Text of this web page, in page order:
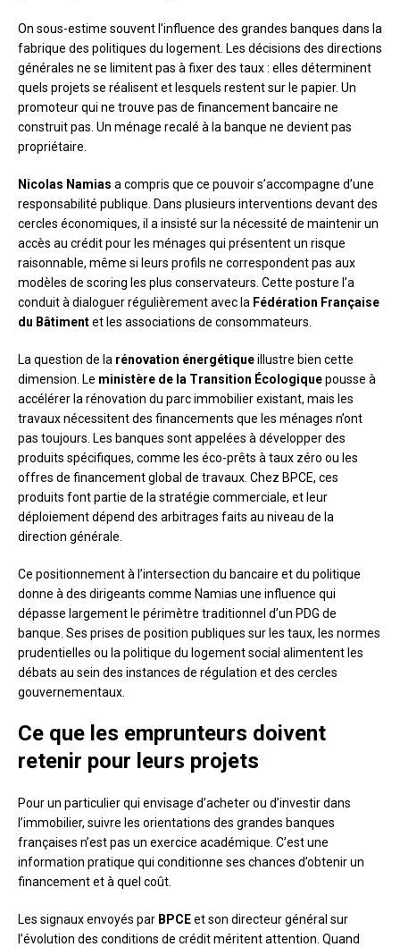
On sous-estime souvent l’influence des grandes banques dans la
fabrique des politiques du logement. Les décisions des directions
générales ne se limitent pas à fixer des taux : elles déterminent
quels projets se réalisent et lesquels restent sur le papier. Un
promoteur qui ne trouve pas de financement bancaire ne
construit pas. Un ménage recalé à la banque ne devient pas
propriétaire.
Nicolas Namias a compris que ce pouvoir s’accompagne d’une
responsabilité publique. Dans plusieurs interventions devant des
cercles économiques, il a insisté sur la nécessité de maintenir un
accès au crédit pour les ménages qui présentent un risque
raisonnable, même si leurs profils ne correspondent pas aux
modèles de scoring les plus conservateurs. Cette posture l’a
conduit à dialoguer régulièrement avec la Fédération Française
du Bâtimentet les associations de consommateurs.
La question de la rénovation énergétiqueillustre bien cette
dimension. Le ministère de la Transition Écologiquepousse à
accélérer la rénovation du parc immobilier existant, mais les
travaux nécessitent des financements que les ménages n’ont
pas toujours. Les banques sont appelées à développer des
produits spécifiques, comme les éco-prêts à taux zéro ou les
offres de financement global de travaux. Chez BPCE, ces
produits font partie de la stratégie commerciale, et leur
déploiement dépend des arbitrages faits au niveau de la
direction générale.
Ce positionnement à l’intersection du bancaire et du politique
donne à des dirigeants comme Namias une influence qui
dépasse largement le périmètre traditionnel d’un PDG de
banque. Ses prises de position publiques sur les taux, les normes
prudentielles ou la politique du logement social alimentent les
débats au sein des instances de régulation et des cercles
gouvernementaux.
Ce que les emprunteurs doivent
retenir pour leurs projets
Pour un particulier qui envisage d’acheter ou d’investir dans
l’immobilier, suivre les orientations des grandes banques
françaises n’est pas un exercice académique. C’est une
information pratique qui conditionne ses chances d’obtenir un
financement et à quel coût.
Les signaux envoyés par BPCEet son directeur général sur
l’évolution des conditions de crédit méritent attention. Quand